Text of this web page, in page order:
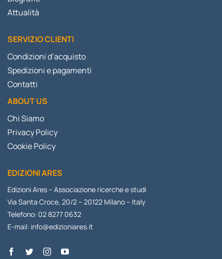
Attualità
SERVIZIO CLIENTI
Condizioni d’acquisto
Spedizioni e pagamenti
Contatti
ABOUT US
Chi Siamo
Privacy Policy
Cookie Policy
EDIZIONI ARES
Edizioni Ares – Associazione ricerche e studi
Via Santa Croce, 20/2 – 20122 Milano – Italy
Telefono: 02 8277 0632
E-mail: info@edizioniares.it